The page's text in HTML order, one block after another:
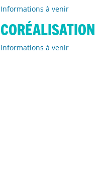
Informations à venir
CORÉALISATION
Informations à venir